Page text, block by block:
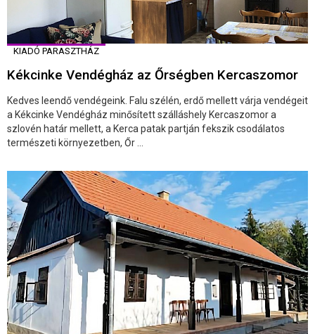
KIADÓ PARASZTHÁZ
Kékcinke Vendégház az Őrségben Kercaszomor
Kedves leendő vendégeink. Falu szélén, erdő mellett várja vendégeit
a Kékcinke Vendégház minősített szálláshely Kercaszomor a
szlovén határ mellett, a Kerca patak partján fekszik csodálatos
természeti környezetben, Őr ...